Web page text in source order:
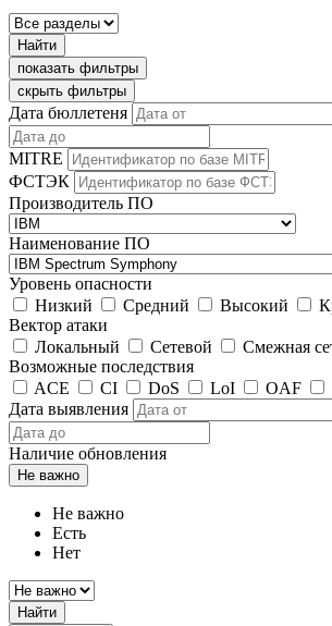
Найти
показать фильтры
скрыть фильтры
Дата бюллетеня
MITRE
ФСТЭК
Производитель ПО
Наименование ПО
Уровень опасности
Низкий
Средний Высокий
Вектор атаки
Локальный
Сетевой Смежная
Возможные последствия
ACE
CI DoS LoI OAF
Дата выявления
Наличие обновления
Не важно
Не важно
Есть
Нет
Найти